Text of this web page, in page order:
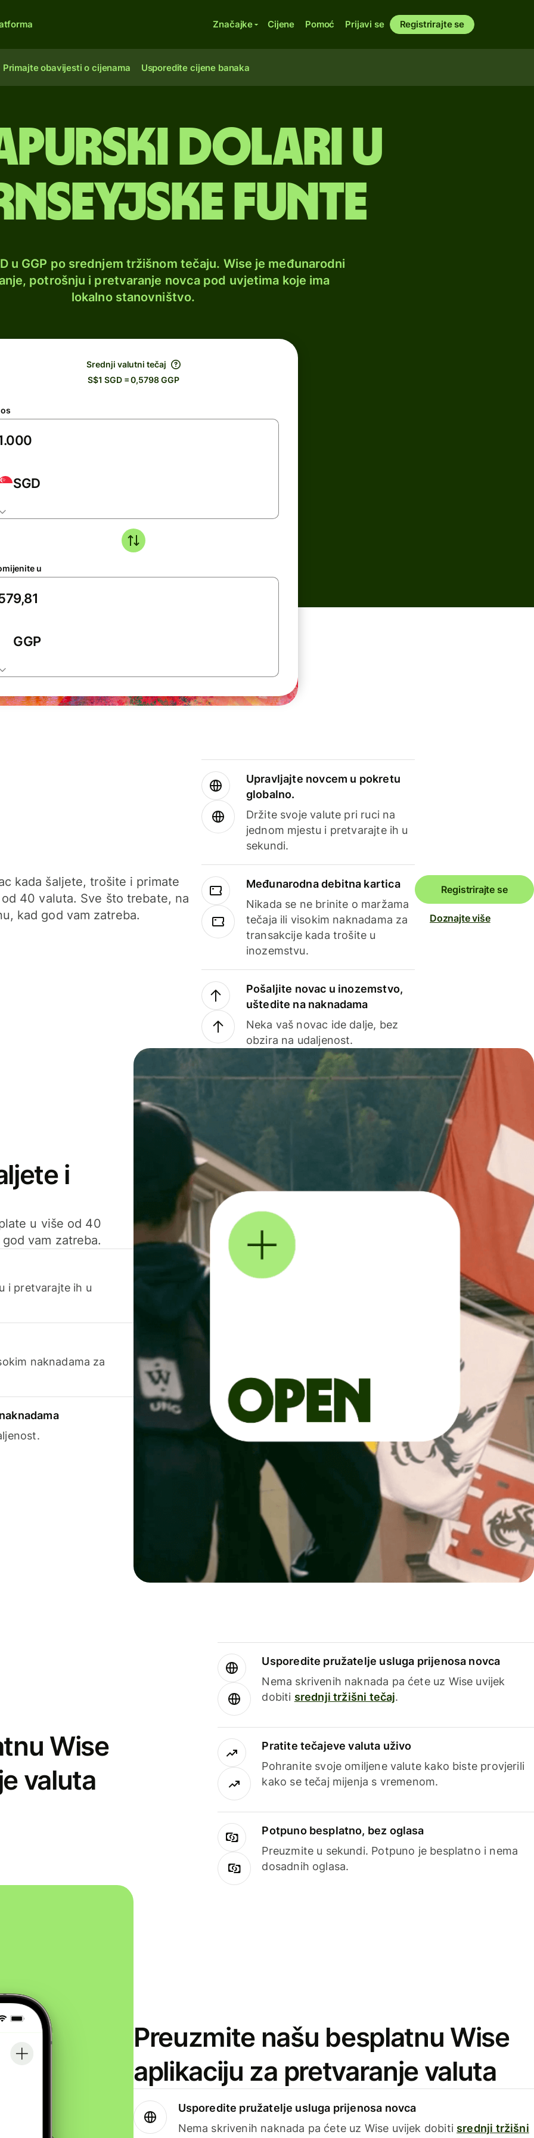
Značajke Cijene Pomoć Prijavi se Registrirajte se
Primajte obavijesti o cijenama Usporedite cijene banaka
dolari u
funte
u GGP po srednjem tržišnom tečaju. Wise je međunarodni
potrošnju i pretvaranje novca pod uvjetima koje ima
lokalno stanovništvo.
Srednji valutni tečaj
S$1 SGD = 0,5798 GGP
SGD
u
GGP
kada šaljete, trošite i primate
40 valuta. Sve što trebate, na
kad god vam zatreba.
Upravljajte novcem u pokretu
globalno.
Držite svoje valute pri ruci na
jednom mjestu i pretvarajte ih u
sekundi.
Međunarodna debitna kartica
Nikada se ne brinite o maržama
tečaja ili visokim naknadama za
transakcije kada trošite u
inozemstvu.
Pošaljite novac u inozemstvo,
uštedite na naknadama
Neka vaš novac ide dalje, bez
obzira na udaljenost.
Registrirajte se
Doznajte više
i
u više od 40
vam zatreba.
i pretvarajte ih u
naknadama za
Wise
valuta
Usporedite pružatelje usluga prijenosa novca
Nema skrivenih naknada pa ćete uz Wise uvijek
dobiti srednji tržišni tečaj.
Pratite tečajeve valuta uživo
Pohranite svoje omiljene valute kako biste provjerili
kako se tečaj mijenja s vremenom.
Potpuno besplatno, bez oglasa
Preuzmite u sekundi. Potpuno je besplatno i nema
dosadnih oglasa.
Preuzmite našu besplatnu Wise
aplikaciju za pretvaranje valuta
Usporedite pružatelje usluga prijenosa novca
Nema skrivenih naknada pa ćete uz Wise uvijek dobiti srednji tržišni